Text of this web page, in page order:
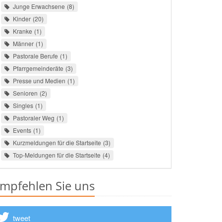
Junge Erwachsene 8
Kinder 20
Kranke 1
Männer 1
Pastorale Berufe 1
Pfarrgemeinderäte 3
Presse und Medien 1
Senioren 2
Singles 1
Pastoraler Weg 1
Events 1
Kurzmeldungen für die Startseite 3
Top-Meldungen für die Startseite 4
Sie uns
tweet